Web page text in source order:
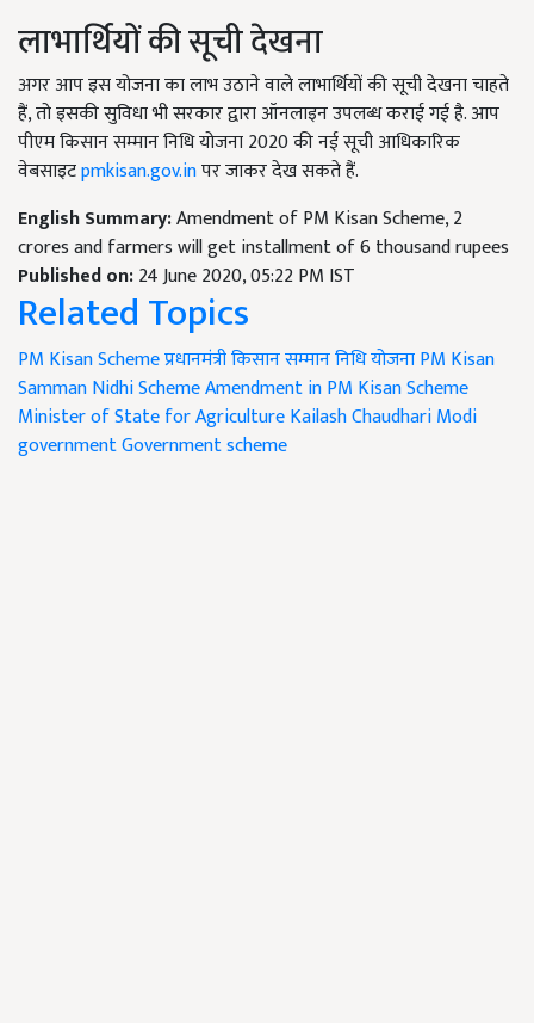
लाभार्थियों की सूची देखना
अगर आप इस योजना का लाभ उठाने वाले लाभार्थियों की सूची देखना चाहते
हैं, तो इसकी सुविधा भी सरकार द्वारा ऑनलाइन उपलब्ध कराई गई है. आप
पीएम किसान सम्मान निधि योजना 2020 की नई सूची आधिकारिक
वेबसाइटpmkisan.gov.inपर जाकर देख सकते हैं.
English Summary:Amendment of PM Kisan Scheme, 2
crores and farmers will get installment of 6 thousand rupees
Published on:24 June 2020, 05:22 PM IST
Related Topics
PM Kisan Schemeप्रधानमंत्री किसान सम्मान निधि योजनाPM Kisan
Samman Nidhi SchemeAmendment in PM Kisan Scheme
Minister of State for Agriculture Kailash ChaudhariModi
governmentGovernment scheme